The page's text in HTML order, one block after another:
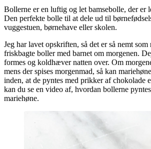
Bollerne er en luftig og let bamsebolle, der er
Den perfekte bolle til at dele ud til
vuggestuen, børnehave eller skolen.
Jeg har lavet opskriften, så det er så nemt som
friskbagte boller med barnet om morgenen.
formes og koldhæver natten over. Om
mens der spises morgenmad, så kan
inden, at de pyntes med prikker af chokolade
kan du se en video af, hvordan bollerne
mariehøne.